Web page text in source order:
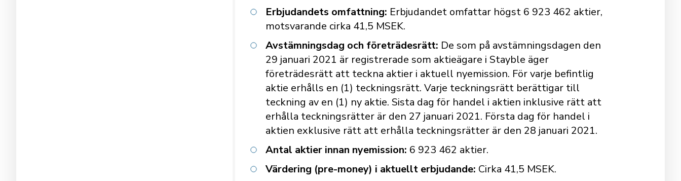
Erbjudandets omfattning: Erbjudandet omfattar högst 6 923 462 aktier,
motsvarande cirka 41,5 MSEK.
Avstämningsdag och företrädesrätt: De som på avstämningsdagen den
29 januari 2021 är registrerade som aktieägare i Stayble äger
företrädesrätt att teckna aktier i aktuell nyemission. För varje befintlig
aktie erhålls en (1) teckningsrätt. Varje teckningsrätt berättigar till
teckning av en (1) ny aktie. Sista dag för handel i aktien inklusive rätt att
erhålla teckningsrätter är den 27 januari 2021. Första dag för handel i
aktien exklusive rätt att erhålla teckningsrätter är den 28 januari 2021.
Antal aktier innan nyemission: 6 923 462 aktier.
Värdering (pre-money) i aktuellt erbjudande: Cirka 41,5 MSEK.